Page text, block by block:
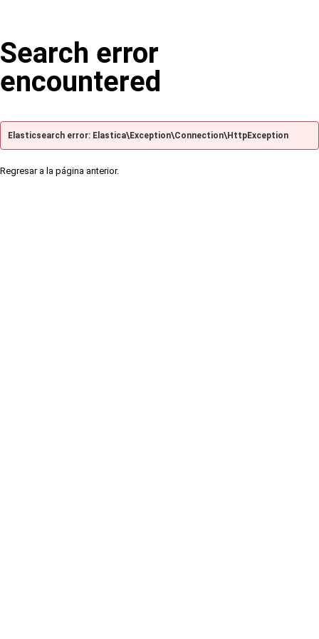
Search error
encountered
Elasticsearch error: Elastica\Exception\Connection\HttpException
Regresar a la página anterior.